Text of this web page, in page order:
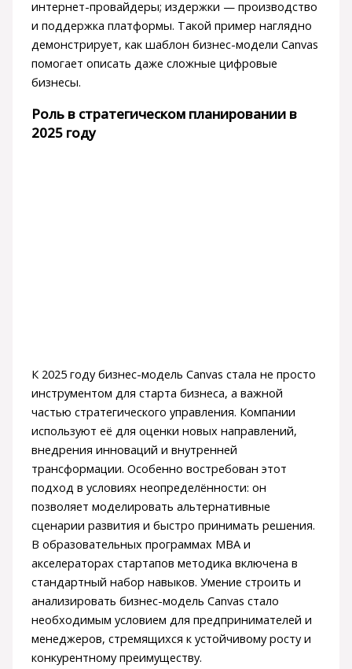
интернет-провайдеры; издержки — производство
и поддержка платформы. Такой пример наглядно
демонстрирует, как шаблон бизнес-модели Canvas
помогает описать даже сложные цифровые
бизнесы.
Роль в стратегическом планировании в
2025 году
К 2025 году бизнес-модель Canvas стала не просто
инструментом для старта бизнеса, а важной
частью стратегического управления. Компании
используют её для оценки новых направлений,
внедрения инноваций и внутренней
трансформации. Особенно востребован этот
подход в условиях неопределённости: он
позволяет моделировать альтернативные
сценарии развития и быстро принимать решения.
В образовательных программах MBA и
акселераторах стартапов методика включена в
стандартный набор навыков. Умение строить и
анализировать бизнес-модель Canvas стало
необходимым условием для предпринимателей и
менеджеров, стремящихся к устойчивому росту и
конкурентному преимуществу.